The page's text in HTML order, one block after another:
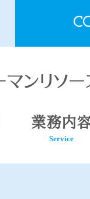
業務内
Service